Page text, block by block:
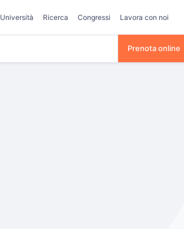
Università Ricerca Congressi Lavora con noi
Prenota online